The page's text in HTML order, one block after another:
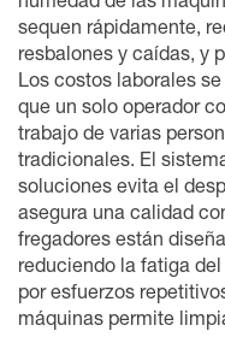
sequen rápidamente,
resbalones y caídas, y
Los costos laborales
que un solo operador
trabajo de varias
tradicionales. El
soluciones evita el
asegura una calidad
fregadores están
reduciendo la fatiga
por esfuerzos
máquinas permite